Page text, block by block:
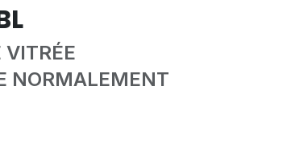
VITRÉE
NORMALEMENT